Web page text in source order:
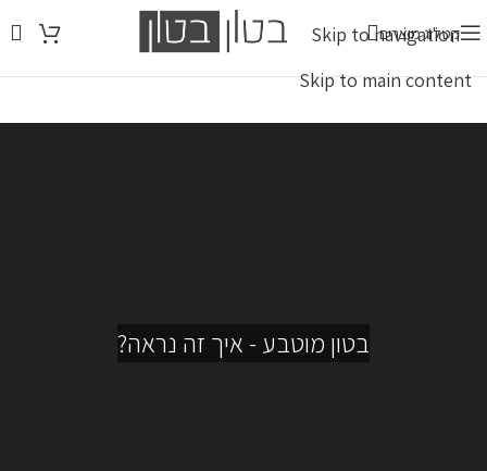
Skip to navigation
Skip to main content
קטלוג מוצרים
בטון מוטבע - איך זה נראה?